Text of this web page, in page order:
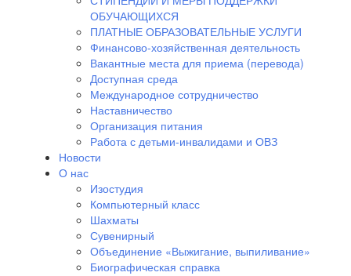
ОБУЧАЮЩИХСЯ
ПЛАТНЫЕ ОБРАЗОВАТЕЛЬНЫЕ УСЛУГИ
Финансово-хозяйственная деятельность
Вакантные места для приема (перевода)
Доступная среда
Международное сотрудничество
Наставничество
Организация питания
Работа с детьми-инвалидами и ОВЗ
Новости
О нас
Изостудия
Компьютерный класс
Шахматы
Сувенирный
Объединение «Выжигание, выпиливание»
Биографическая справка